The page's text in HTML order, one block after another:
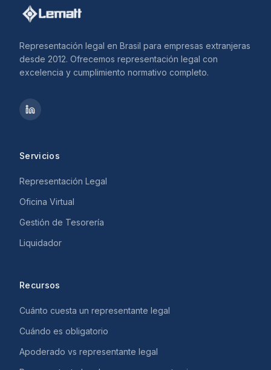
Representación legal en Brasil para empresas extranjeras
desde 2012. Ofrecemos representación legal con
excelencia y cumplimiento normativo completo.
Servicios
Representación Legal
Oficina Virtual
Gestión de Tesorería
Liquidador
Recursos
Cuánto cuesta un representante legal
Cuándo es obligatorio
Apoderado vs representante legal